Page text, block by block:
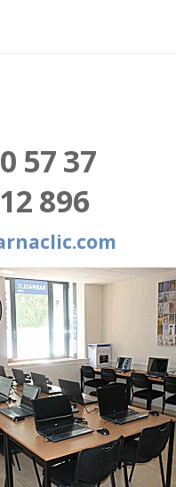
57 37
896